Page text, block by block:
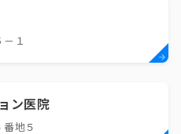
１
ン医院
地５